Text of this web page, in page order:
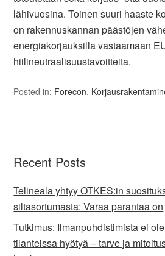
lähivuosina. Toinen suuri haaste
on rakennuskannan päästöjen
energiakorjauksilla vastaamaan
hiilineutraalisuustavoitteita.
Posted in: Forecon,
Recent Posts
Telineala yhtyy OTKES:in
siltasortumasta: Varaa parantaa on
Tutkimus: Ilmanpuhdistimista ei
tilanteissa hyötyä – tarve ja